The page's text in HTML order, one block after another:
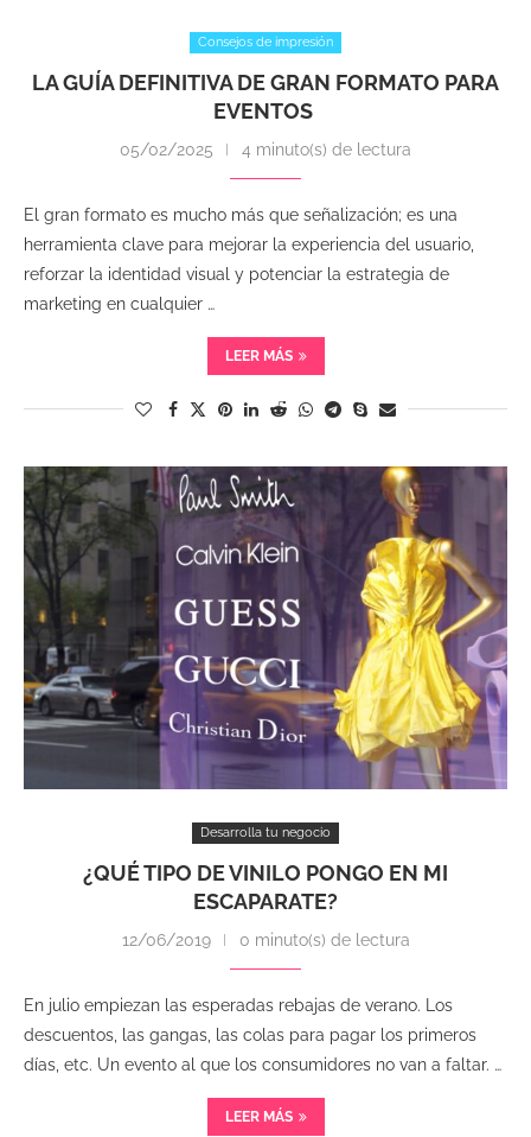
Consejos de impresión
LA GUÍA DEFINITIVA DE GRAN FORMATO PARA
EVENTOS
05/02/2025 4 minuto(s) de lectura
El gran formato es mucho más que señalización; es una
herramienta clave para mejorar la experiencia del usuario,
reforzar la identidad visual y potenciar la estrategia de
marketing en cualquier …
LEER MÁS
Desarrolla tu negocio
¿QUÉ TIPO DE VINILO PONGO EN MI
ESCAPARATE?
12/06/2019 0 minuto(s) de lectura
En julio empiezan las esperadas rebajas de verano. Los
descuentos, las gangas, las colas para pagar los primeros
días, etc. Un evento al que los consumidores no van a faltar. …
LEER MÁS